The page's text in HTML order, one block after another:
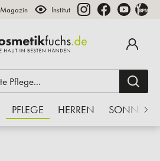
Magazin Institut
PFLEGE HERREN SONNE